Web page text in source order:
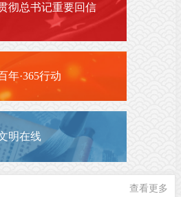
彻总书记重要回信
年·365行动
明在线
查看更多